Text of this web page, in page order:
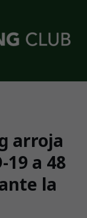
arroja
19 a 48
la